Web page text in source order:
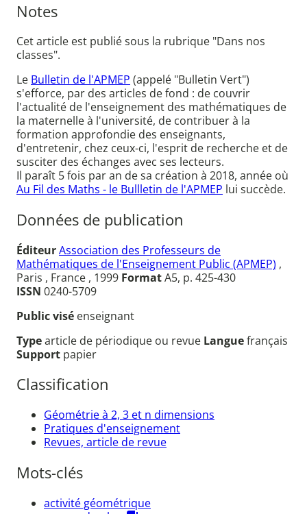
Notes
Cet article est publié sous la rubrique "Dans nos
classes".
Le Bulletin de l'APMEP (appelé "Bulletin Vert")
s'efforce, par des articles de fond : de couvrir
l'actualité de l'enseignement des mathématiques de
la maternelle à l'université, de contribuer à la
formation approfondie des enseignants,
d'entretenir, chez ceux-ci, l'esprit de recherche et de
susciter des échanges avec ses lecteurs.
Il paraît 5 fois par an de sa création à 2018, année où
Au Fil des Maths - le Bullletin de l'APMEP lui succède.
Données de publication
ÉditeurAssociation des Professeurs de
Mathématiques de l'Enseignement Public (APMEP) ,
Paris , France , 1999 FormatA5, p. 425-430
ISSN 0240-5709
Public visé enseignant
Typearticle de périodique ou revue Languefrançais
Support papier
Classification
Géométrie à 2, 3 et n dimensions
Pratiques d'enseignement
Revues, article de revue
Mots-clés
activité géométrique